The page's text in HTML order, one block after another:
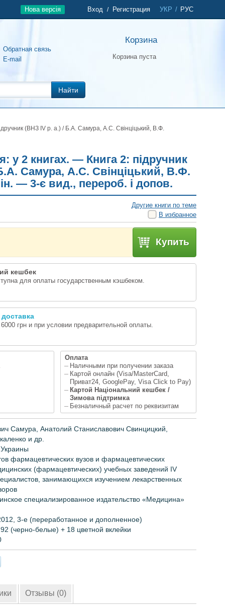
УКР / РУС
Вход / Регистрация
Нова версія
Обратная связь
E-mail
Корзина
Корзина пуста
Найти
(ВНЗ IV р. а.) / Б.А. Самура, А.С. Свінціцький, В.Ф.
у 2 книгах. — Книга 2: підручник
Самура, А.С. Свінціцький, В.Ф.
— 3-є вид., перероб. і допов.
Другие книги по теме
В избранное
Купить
кешбек
для оплаты государственным кэшбеком.
6000 грн и при условии предварительной оплаты.
Оплата
Наличными при получении заказа
Картой онлайн (Visa/MasterCard,
Приват24, GooglePay, Visa Click to Pay)
Картой Національний кешбек /
Зимова підтримка
Безналичный расчет по реквизитам
Самура Анатолий Станиславович Свинцицкий
и др.
Украины
фармацевтических вузов и фармацевтических
(фармацевтических) учебных заведений IV
занимающихся изучением лекарственных
специализированное издательство «Медицина»
3-е (переработанное и дополненное)
(черно-белые) + 18 цветной вклейки
Отзывы (0)